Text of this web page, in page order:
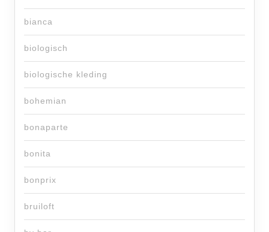
bianca
biologisch
biologische kleding
bohemian
bonaparte
bonita
bonprix
bruiloft